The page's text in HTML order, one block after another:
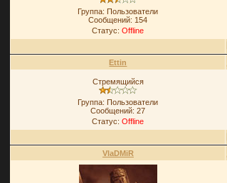
Группа: Пользователи
Сообщений: 154
Статус:Offline
Ettin
Стремящийся
Группа: Пользователи
Сообщений:27
Статус:Offline
VlaDMiR